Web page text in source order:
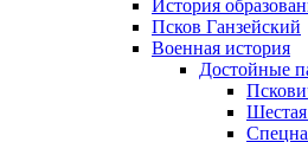
История
Псков Ганзейский
Военная история
Достойные
Шестая